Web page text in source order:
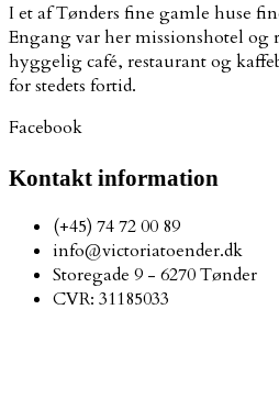
I et af Tønders fine gamle huse
Engang var her missionshotel og
hyggelig café, restaurant og
for stedets fortid.
Facebook
Kontakt information
(+45) 74 72 00 89
info@victoriatoender.dk
Storegade 9 - 6270 Tønder
CVR: 31185033